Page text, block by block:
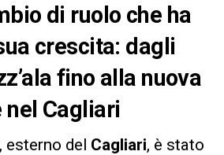
di ruolo che ha
crescita: dagli
fino alla nuova
Cagliari
, esterno del Cagliari, è stato